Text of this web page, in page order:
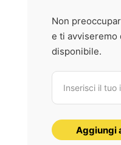
Non
e ti avviseremo
disponibile.